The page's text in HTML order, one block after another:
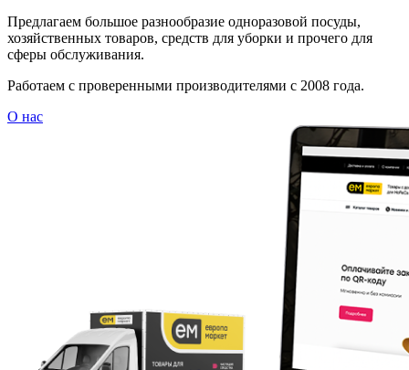
Предлагаем большое разнообразие одноразовой посуды,
хозяйственных товаров, средств для уборки и прочего для
сферы обслуживания.
Работаем с проверенными производителями с 2008 года.
О нас